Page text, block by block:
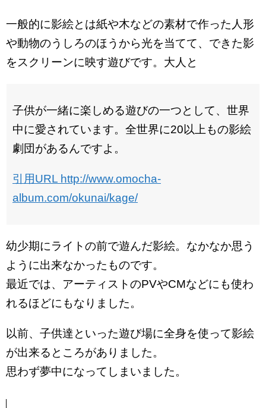
一般的に影絵とは紙や木などの素材で作った人形
や動物のうしろのほうから光を当てて、できた影
をスクリーンに映す遊びです。大人と
子供が一緒に楽しめる遊びの一つとして、世界
中に愛されています。全世界に20以上もの影絵
劇団があるんですよ。
引用URL http://www.omocha-
album.com/okunai/kage/
幼少期にライトの前で遊んだ影絵。なかなか思う
ように出来なかったものです。
最近では、アーティストのPVやCMなどにも使わ
れるほどにもなりました。
以前、子供達といった遊び場に全身を使って影絵
が出来るところがありました。
思わず夢中になってしまいました。